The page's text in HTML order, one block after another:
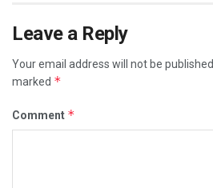
Leave a Reply
Your email address will not be published.
marked *
Comment *